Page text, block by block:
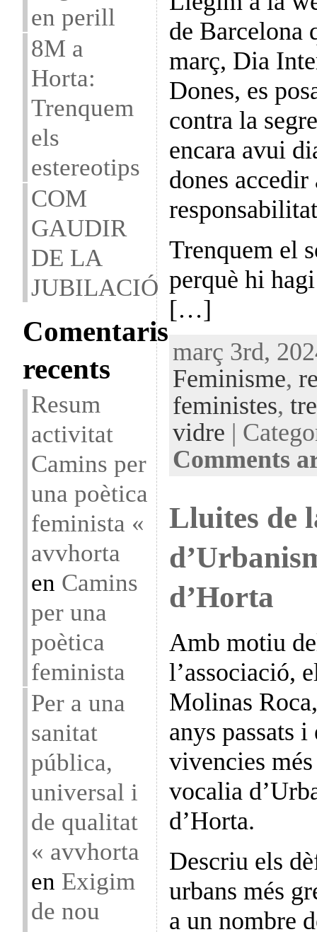
en perill
8M a
Horta:
Trenquem
els
estereotips
COM
GAUDIR
DE LA
JUBILACIÓ
Comentaris
recents
Resum
activitat
Camins per
una poètica
feminista «
avvhorta
en Camins
per una
poètica
feminista
Per a una
sanitat
pública,
universal i
de qualitat
« avvhorta
en Exigim
de nou
de Barcelona
març, Dia
Dones, es
contra la
encara avui
dones accedir
Trenquem el
perquè hi
[…]
març 3rd,
Feminisme,
feministes,
vidre |
Comments
Lluites de
d’Horta
Amb motiu
l’associació,
Molinas
anys passats i
vivencies
vocalia
d’Horta.
Descriu els
urbans més
a un nombre